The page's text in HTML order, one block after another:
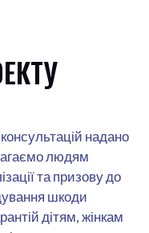
надано
людям
та призову до
шкоди
дітям, жінкам